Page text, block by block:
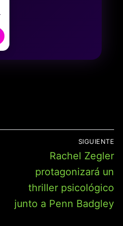
SIGUIENTE
Entrada
siguiente:
Rachel Zegler
protagonizará un
thriller psicológico
junto a Penn Badgley